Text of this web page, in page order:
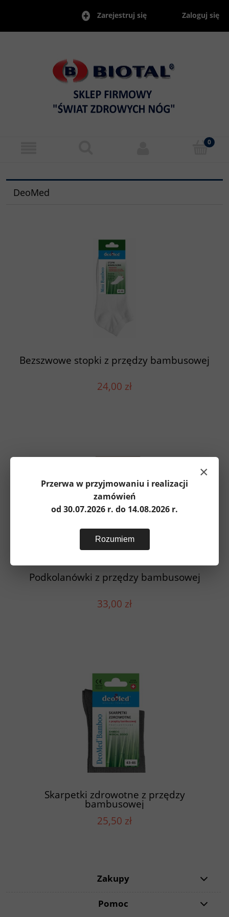
Zarejestruj się Zaloguj się
DeoMed
Bezszwowe stopki z przędzy bambusowej
24,00 zł
Podkolanówki z przędzy bambusowej
33,00 zł
Skarpetki zdrowotne z przędzy
bambusowej
25,50 zł
Zakupy
Pomoc
×
Przerwa w przyjmowaniu i realizacji
zamówień
od 30.07.2026 r. do 14.08.2026 r.
Rozumiem